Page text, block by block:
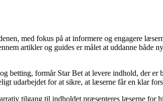
med fokus på at informere og engagere
artikler og guides er målet at uddanne både
betting, formår Star Bet at levere indhold, der
udarbejdet for at sikre, at læserne får en klar
tilgang til indholdet præsenteres læserne for